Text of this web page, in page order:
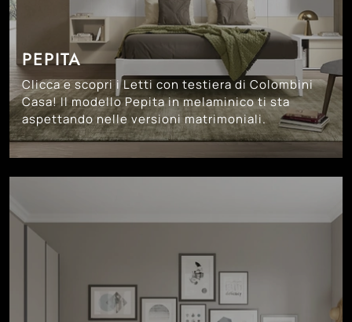
PEPITA
Clicca e scopri i Letti con testiera di Colombini
Casa! Il modello Pepita in melaminico ti sta
aspettando nelle versioni matrimoniali.